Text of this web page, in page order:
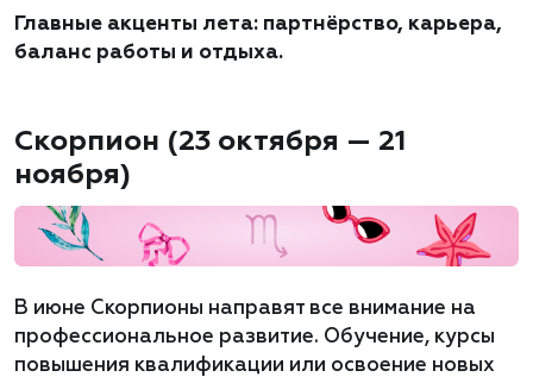
Главные акценты лета: партнёрство, карьера,
баланс работы и отдыха.
Скорпион (23 октября — 21
ноября)
В июне Скорпионы направят все внимание на
профессиональное развитие. Обучение, курсы
повышения квалификации или освоение новых